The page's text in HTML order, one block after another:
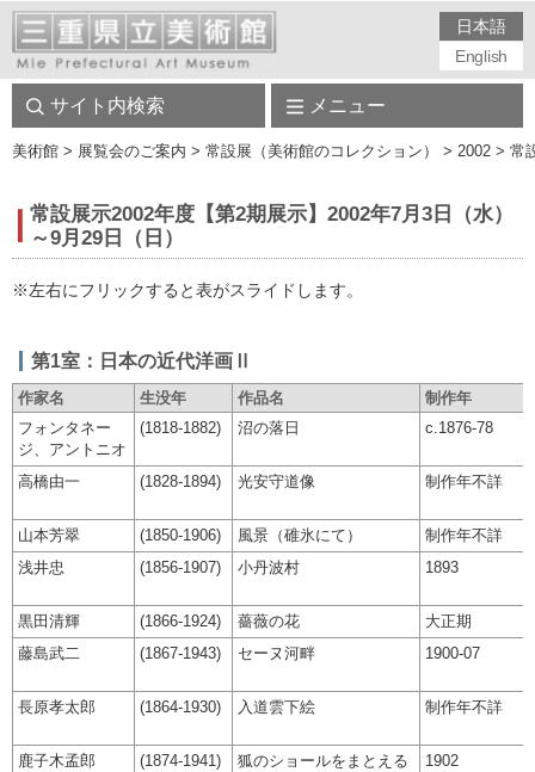
日本語
English
サイト内検索 メニュー
美術館 > 展覧会のご案内 > 常設展（美術館のコレクション） > 2002 > 常
常設展示2002年度【第2期展示】2002年7月3日（水）
～9月29日（日）
※左右にフリックすると表がスライドします。
第1室：日本の近代洋画Ⅱ
作家名 生没年 作品名
制作年
フォンタネー
ジ、アントニオ
(1818-1882) 沼の落日 c.1876-78
高橋由一 (1828-1894) 光安守道像 制作年不詳
山本芳翠 (1850-1906) 風景（碓氷にて）
制作年不詳
浅井忠
(1856-1907) 小丹波村 1893
黒田清輝 (1866-1924) 薔薇の花
大正期
藤島武二
(1867-1943) セーヌ河畔 1900-07
長原孝太郎 (1864-1930) 入道雲下絵 制作年不詳
鹿子木孟郎 (1874-1941)
狐のショールをまとえる
1902